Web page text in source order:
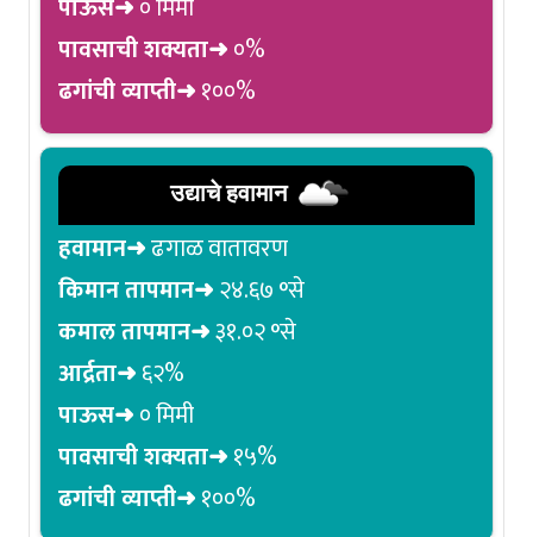
पाऊस➜० मिमी
पावसाची शक्यता➜०%
ढगांची व्याप्ती➜१००%
उद्याचे हवामान
हवामान➜ढगाळ वातावरण
किमान तापमान➜२४.६७ °से
कमाल तापमान➜३१.०२ °से
आर्द्रता➜६२%
पाऊस➜० मिमी
पावसाची शक्यता➜१५%
ढगांची व्याप्ती➜१००%